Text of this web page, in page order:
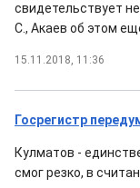
свидетельствует
С., Акаев об этом
15.11.2018, 11:36
Госрегистр
Кулматов -
смог резко, в